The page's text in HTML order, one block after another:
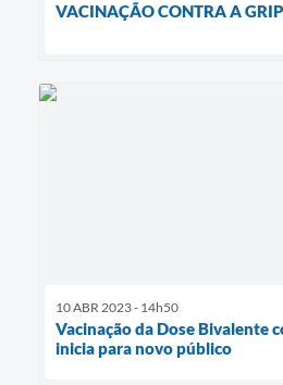
VACINAÇÃO CONTRA A
10 ABR 2023 - 14h50
Vacinação da Dose Bivalente
inicia para novo público